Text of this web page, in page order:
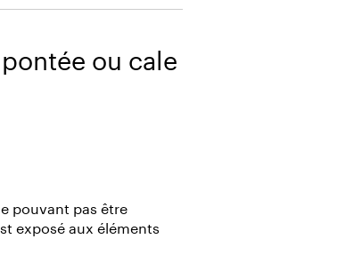
ou cale
pouvant pas être
exposé aux éléments